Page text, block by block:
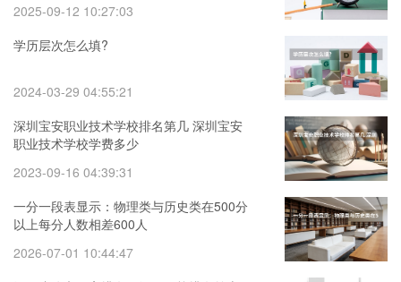
2025-09-12 10:27:03
学历层次怎么填?
2024-03-29 04:55:21
深圳宝安职业技术学校排名第几 深圳宝安
职业技术学校学费多少
2023-09-16 04:39:31
一分一段表显示：物理类与历史类在500分
以上每分人数相差600人
2026-07-01 10:44:47